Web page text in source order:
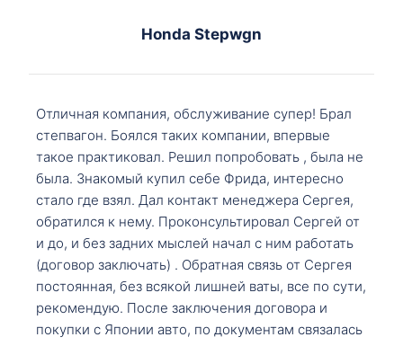
Honda Stepwgn
Отличная компания, обслуживание супер! Брал
степвагон. Боялся таких компании, впервые
такое практиковал. Решил попробовать , была не
была. Знакомый купил себе Фрида, интересно
стало где взял. Дал контакт менеджера Сергея,
обратился к нему. Проконсультировал Сергей от
и до, и без задних мыслей начал с ним работать
(договор заключать) . Обратная связь от Сергея
постоянная, без всякой лишней ваты, все по сути,
рекомендую. После заключения договора и
покупки с Японии авто, по документам связалась